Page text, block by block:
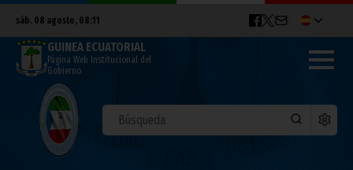
sáb. 08 agosto, 08:11
GUINEA ECUATORIAL
Página Web Institucional del
Gobierno